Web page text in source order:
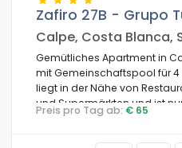
Zafiro 27B - Grupo
Calpe, Costa Blanca,
Gemütliches Apartment in
mit Gemeinschaftspool für 4
liegt in der Nähe von
und Supermärkten und ist
entfernt.
Preis pro Tag ab: € 65